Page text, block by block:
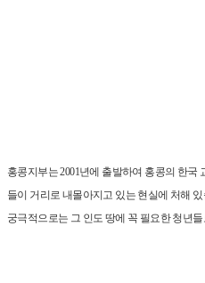
홍콩지부는 2001년에 출발하여 홍콩의 한
들이 거리로 내몰아지고 있는 현실에 처해
궁극적으로는 그 인도 땅에 꼭 필요한 청년